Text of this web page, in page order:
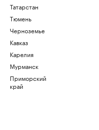
Татарстан
Тюмень
Черноземье
Кавказ
Карелия
Мурманск
Приморский
край